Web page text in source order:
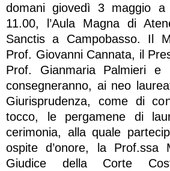
domani giovedì 3 maggio
11.00, l’Aula Magna di
Sanctis a Campobasso. Il
Prof. Giovanni Cannata, il
Prof. Gianmaria Palmieri e
consegneranno, ai neo
Giurisprudenza, come di
tocco, le pergamene di
cerimonia, alla quale
ospite d’onore, la Prof.ssa
Giudice della Corte